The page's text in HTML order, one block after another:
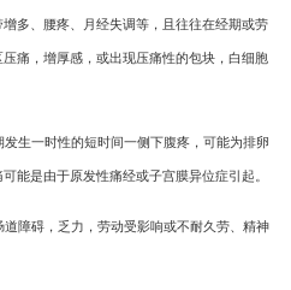
多、腰疼、月经失调等，且往往在经期或劳
痛，增厚感，或出现压痛性的包块，白细胞
生一时性的短时间一侧下腹疼，可能为排卵
能是由于原发性痛经或子宫膜异位症引起。
障碍，乏力，劳动受影响或不耐久劳、精神